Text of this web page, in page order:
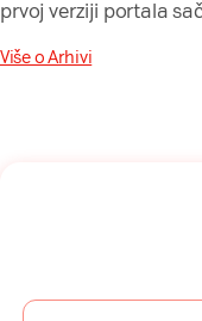
prvoj verziji portala
Više o Arhivi